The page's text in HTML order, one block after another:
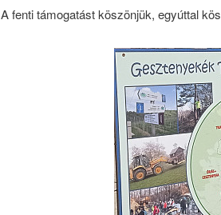
A fenti támogatást köszönjük, egyúttal